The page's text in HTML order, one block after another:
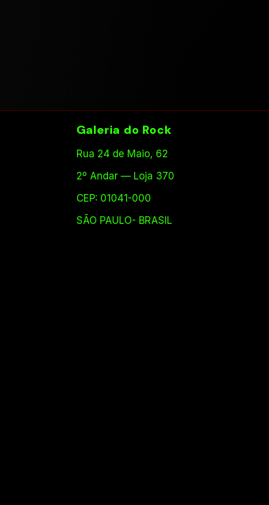
Galeria do Rock
Rua 24 de Maio, 62
2º Andar — Loja 370
CEP: 01041-000
SÃO PAULO- BRASIL